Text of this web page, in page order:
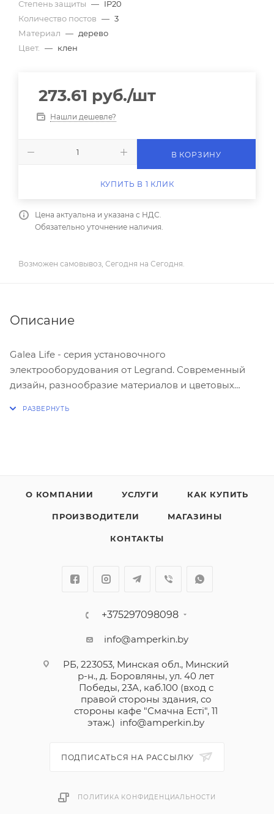
Степень защиты — IP20
Количество постов — 3
Материал — дерево
Цвет.
— клен
273.61 руб./шт
Нашли дешевле?
В КОРЗИНУ
КУПИТЬ В 1 КЛИК
Цена актуальна и указана с НДС.
Обязательно уточнение наличия.
Возможен самовывоз, Сегодня на Сегодня.
Описание
Galea Life - серия установочного
электрооборудования от Legrand. Современный
дизайн, разнообразие материалов и цветовых
Многие дизайнеры отмечают, что
хорошо вписываются как в классический интерьер,
так и в современный, оформленный в стиле
выпускаются в 5 цветах, а цветовых вариантов
В изготовлении выключателей и рамок
привычные всем, но и дерево, искусственный
камень и даже кожа.
О КОМПАНИИ УСЛУГИ КАК КУПИТЬ
ПРОИЗВОДИТЕЛИ МАГАЗИНЫ
КОНТАКТЫ
+375297098098
info@amperkin.by
РБ, 223053, Минская обл., Минский
р-н., д. Боровляны, ул. 40 лет
Победы, 23А, каб.100 (вход с
правой стороны здания, со
стороны кафе "Смачна Естi", 11
этаж.) info@amperkin.by
ПОДПИСАТЬСЯ НА РАССЫЛКУ
ПОЛИТИКА КОНФИДЕНЦИАЛЬНОСТИ